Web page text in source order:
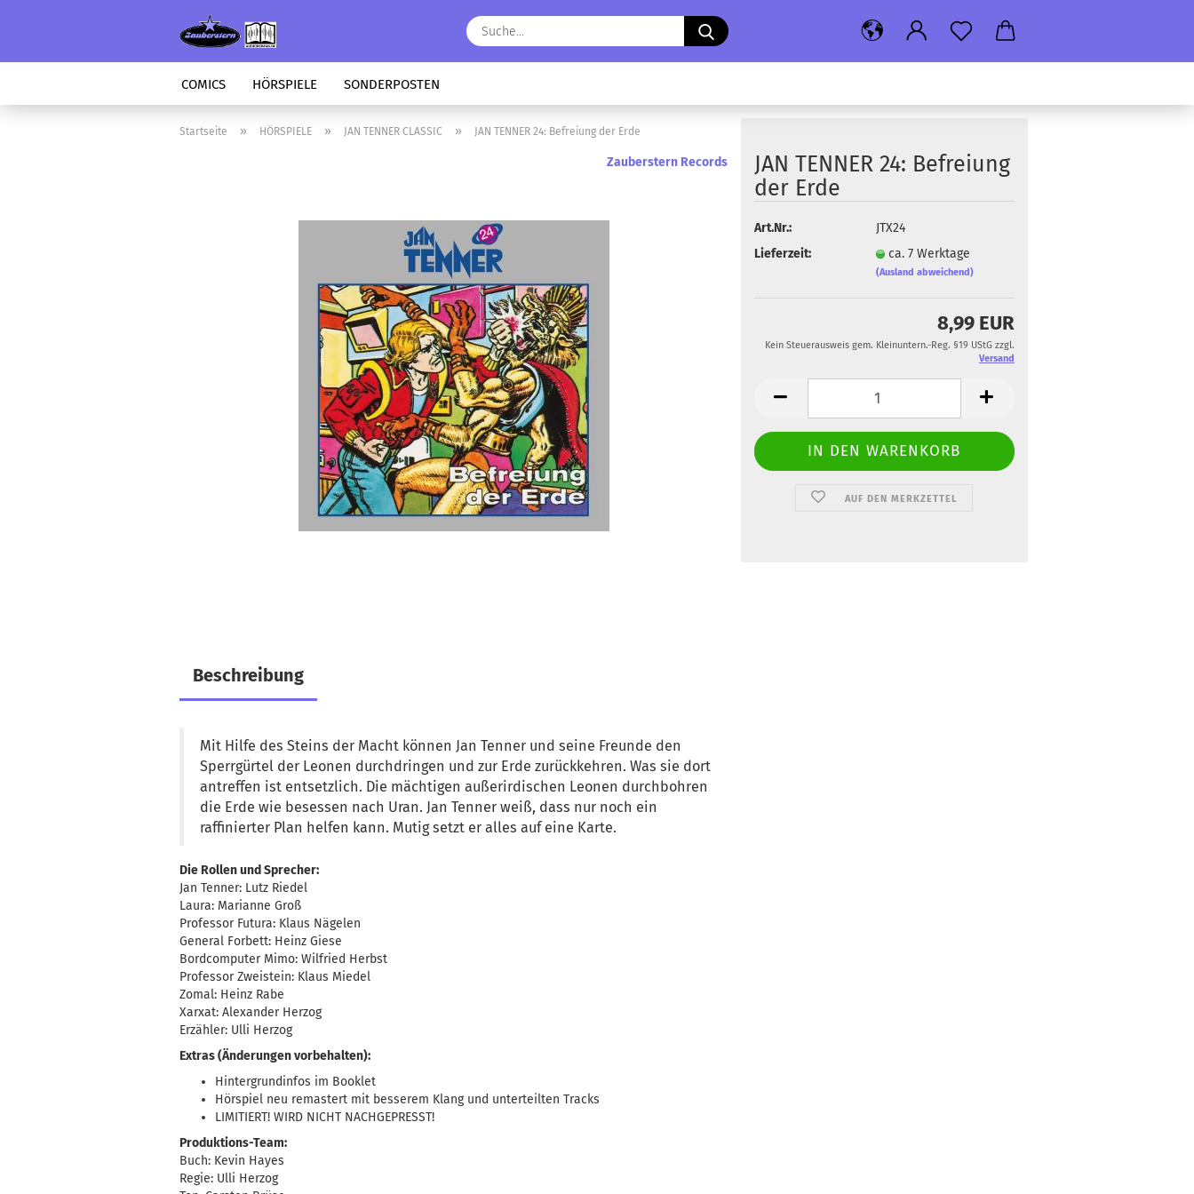
Suche...
COMICS HÖRSPIELE SONDERPOSTEN
Startseite » HÖRSPIELE » JAN TENNER CLASSIC » JAN TENNER 24: Befreiung der Erde
Zauberstern Records
JAN TEN­NER 24: Be­frei­ung
der Erde
Art.Nr.:
JTX24
Lieferzeit:
ca. 7 Werktage
(Ausland abweichend)
8,99 EUR
Kein Steuerausweis gem. Kleinuntern.-Reg. §19 UStG zzgl.
Versand
AUF DEN MERKZETTEL
Beschreibung
Mit Hilfe des Steins der Macht können Jan Tenner und seine Freunde den
Sperrgürtel der Leonen durchdringen und zur Erde zurückkehren. Was sie dort
antreffen ist entsetzlich. Die mächtigen außerirdischen Leonen durchbohren
die Erde wie besessen nach Uran. Jan Tenner weiß, dass nur noch ein
raffinierter Plan helfen kann. Mutig setzt er alles auf eine Karte.
Die Rollen und Sprecher:
Jan Tenner: Lutz Riedel
Laura: Marianne Groß
Professor Futura: Klaus Nägelen
General Forbett: Heinz Giese
Bordcomputer Mimo: Wilfried Herbst
Professor Zweistein: Klaus Miedel
Zomal: Heinz Rabe
Xarxat: Alexander Herzog
Erzähler: Ulli Herzog
Extras (Änderungen vorbehalten):
Hintergrundinfos im Booklet
Hörspiel neu remastert mit besserem Klang und unterteilten Tracks
LIMITIERT! WIRD NICHT NACHGEPRESST!
Produktions-Team:
Buch: Kevin Hayes
Regie: Ulli Herzog